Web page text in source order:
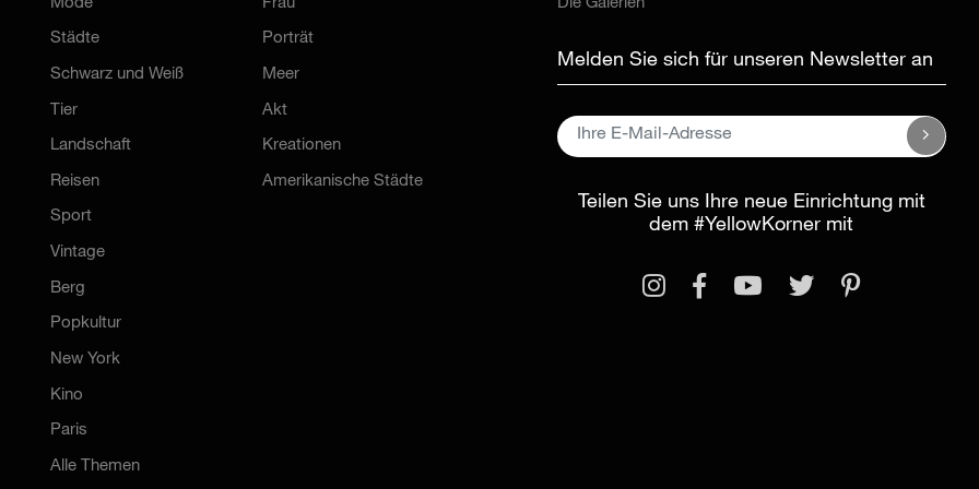
Mode
Städte
Schwarz und Weiß
Tier
Landschaft
Reisen
Sport
Frau
Porträt
Meer
Akt
Kreationen
Amerikanische Städte
Vintage
Berg
Popkultur
New York
Kino
Paris
Alle Themen
Die Galerien
Melden Sie sich für unseren Newsletter an
Teilen Sie uns Ihre neue Einrichtung mit
dem#YellowKorner mit